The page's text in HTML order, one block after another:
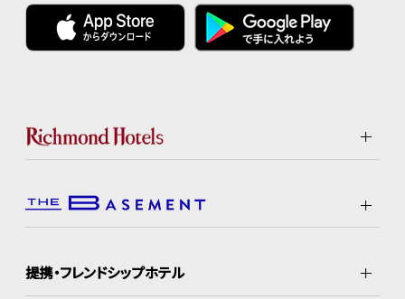
提携・フレンドシップホテル